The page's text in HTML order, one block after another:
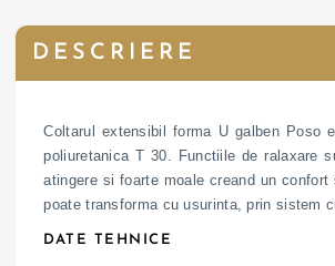
DESCRIERE
Coltarul extensibil forma U galben
poliuretanica T 30. Functiile de ralaxare
atingere si foarte moale creand un
poate transforma cu usurinta, prin sistem
DATE TEHNICE